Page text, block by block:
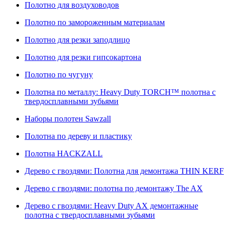
Полотно для воздуховодов
Полотно по замороженным материалам
Полотно для резки заподлицо
Полотно для резки гипсокартона
Полотно по чугуну
Полотна по металлу: Heavy Duty TORCH™ полотна с
твердосплавными зубьями
Наборы полотен Sawzall
Полотна по дереву и пластику
Полотна HACKZALL
Дерево с гвоздями: Полотна для демонтажа THIN KERF
Дерево с гвоздями: полотна по демонтажу The AX
Дерево с гвоздями: Heavy Duty AX демонтажные
полотна с твердосплавными зубьями